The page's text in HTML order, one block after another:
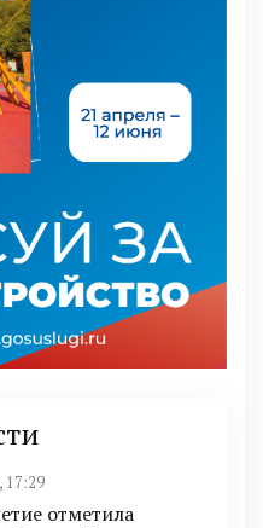
17:29
отметила